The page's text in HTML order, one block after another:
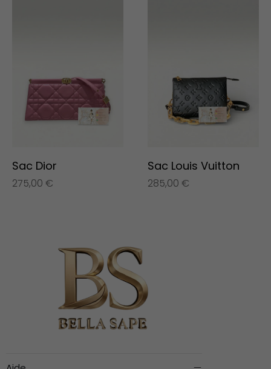
Sac Dior
275,00 €
Sac Louis Vuitton
285,00 €